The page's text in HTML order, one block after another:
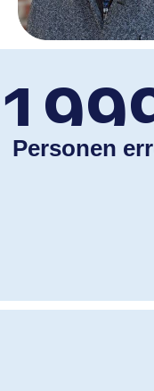
Personen